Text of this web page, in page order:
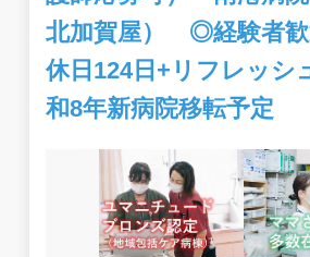
北加賀屋） ◎経験者
休日124日+リフレッ
和8年新病院移転予定